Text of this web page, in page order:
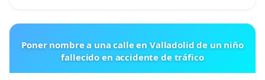
Poner nombre a una calle en Valladolid de un niño
fallecido en accidente de tráfico